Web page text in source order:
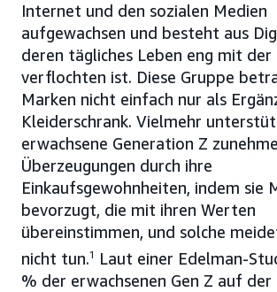
Internet und den sozialen Medien
aufgewachsen und besteht aus
deren tägliches Leben eng mit der
verflochten ist. Diese Gruppe
Marken nicht einfach nur als
Kleiderschrank. Vielmehr
erwachsene Generation Z
Überzeugungen durch ihre
Einkaufsgewohnheiten, indem sie
bevorzugt, die mit ihren Werten
übereinstimmen, und solche
nicht tun.1
Laut einer Edelman-
% der erwachsenen Gen Z auf der